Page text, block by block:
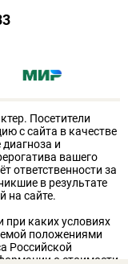
Посетители
с сайта в качестве
и
вашего
ответственности за
в результате
на сайте.
при каких условиях
положениями
Российской
о стоимости